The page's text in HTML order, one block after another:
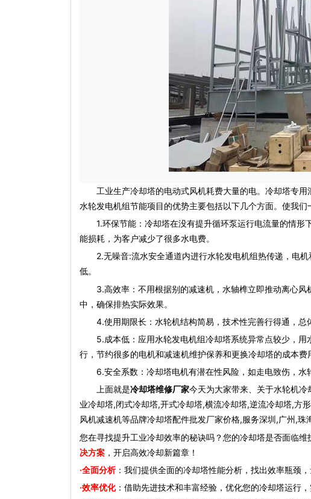
工业生产冷却塔的电动式风机耗费大量的电。冷却塔专用
水轮发电机组节能项目的优势主要包括以下几个方面。使我们
1.环保节能：冷却塔在没有提升循环泵运行电流量的情形
能损耗，为客户减少了很多水电费。
2.无噪音:流水安全通道内进行水轮发电机组热传递，电机
低。
3.高效率：不用根据别的减速机，水轴榫立即推动离心风
中，确保排热实际效果。
4.使用期限长：水轮机结构简易，技术性完善行得通，总
5.成本低：应用水轮发电机组冷却塔系统异常点较少，用
行，节约很多的电机和减速机维护保养和更换冷却塔的成本费
6.安全系数： 冷却塔电机有潜在性风险，如走电致伤，水
上面就是冷却塔维修厂家今天为大家带来、关于水轮机
业冷却塔,闭式冷却塔,开式冷却塔,横流冷却塔,逆流冷却塔,方
风机减速机等品牌冷却塔配件批发厂家价格,服务深圳,广州,珠
您在寻找提升工业冷却效率的秘诀吗？您的冷却塔是否面临维
决方案 ，开启高效冷却新篇章！
·全面分析：我们提供全面的冷却塔性能分析，找出效率瓶颈，
·效率优化：借助先进技术和丰富经验，优化您的冷却塔运行，